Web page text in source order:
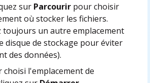
sur Parcourir pour choisir
où stocker les fichiers.
toujours un autre emplacement
disque de stockage pour éviter
des données).
choisi l'emplacement de